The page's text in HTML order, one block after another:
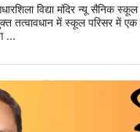
विद्या मंदिर न्यू सैनिक
तत्वावधान में स्कूल परिसर में
...